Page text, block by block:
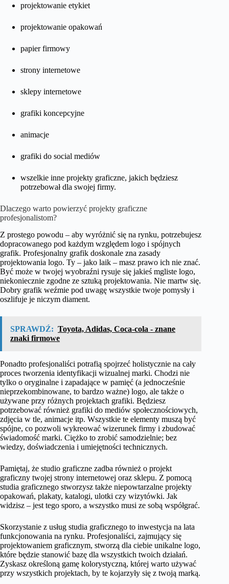
projektowanie etykiet
projektowanie opakowań
papier firmowy
strony internetowe
sklepy internetowe
grafiki koncepcyjne
animacje
grafiki do social mediów
wszelkie inne projekty graficzne, jakich będziesz
potrzebował dla swojej firmy.
Dlaczego warto powierzyć projekty graficzne
profesjonalistom?
Z prostego powodu – aby wyróżnić się na rynku, potrzebujesz
dopracowanego pod każdym względem logo i spójnych
grafik. Profesjonalny grafik doskonale zna zasady
projektowania logo. Ty – jako laik – masz prawo ich nie znać.
Być może w twojej wyobraźni rysuje się jakieś mgliste logo,
niekoniecznie zgodne ze sztuką projektowania. Nie martw się.
Dobry grafik weźmie pod uwagę wszystkie twoje pomysły i
oszlifuje je niczym diament.
SPRAWDŹ: Toyota, Adidas, Coca-cola - znane
znaki firmowe
Ponadto profesjonaliści potrafią spojrzeć holistycznie na cały
proces tworzenia identyfikacji wizualnej marki. Chodzi nie
tylko o oryginalne i zapadające w pamięć (a jednocześnie
nieprzekombinowane, to bardzo ważne) logo, ale także o
używane przy różnych projektach grafiki. Będziesz
potrzebować również grafiki do mediów społecznościowych,
zdjęcia w tle, animacje itp. Wszystkie te elementy muszą być
spójne, co pozwoli wykreować wizerunek firmy i zbudować
świadomość marki. Ciężko to zrobić samodzielnie; bez
wiedzy, doświadczenia i umiejętności technicznych.
Pamiętaj, że studio graficzne zadba również o projekt
graficzny twojej strony internetowej oraz sklepu. Z pomocą
studia graficznego stworzysz także niepowtarzalne projekty
opakowań, plakaty, katalogi, ulotki czy wizytówki. Jak
widzisz – jest tego sporo, a wszystko musi ze sobą współgrać.
Skorzystanie z usług studia graficznego to inwestycja na lata
funkcjonowania na rynku. Profesjonaliści, zajmujący się
projektowaniem graficznym, stworzą dla ciebie unikalne logo,
które będzie stanowić bazę dla wszystkich twoich działań.
Zyskasz określoną gamę kolorystyczną, której warto używać
przy wszystkich projektach, by te kojarzyły się z twoją marką.